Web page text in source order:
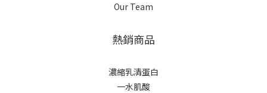
Our Team
熱銷商品
濃縮乳清蛋白
一水肌酸